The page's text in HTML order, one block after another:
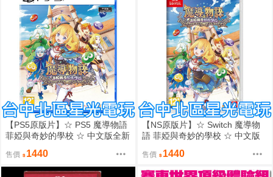
【PS5原版片】☆ PS5 魔導物語
菲婭與奇妙的學校 ☆ 中文版全新
售價 1440
【NS原版片】☆ Switch 魔導物
語 菲婭與奇妙的學校 ☆ 中文版
售價 1440